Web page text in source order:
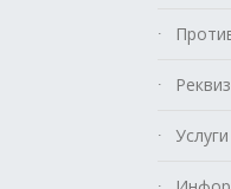
Услуги